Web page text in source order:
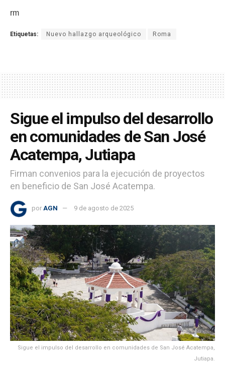
rm
Etiquetas: Nuevo hallazgo arqueológico Roma
Sigue el impulso del desarrollo
en comunidades de San José
Acatempa, Jutiapa
Firman convenios para la ejecución de proyectos
en beneficio de San José Acatempa.
por AGN 9 de agosto de 2025
Sigue el impulso del desarrollo en comunidades de San José Acatempa,
Jutiapa.